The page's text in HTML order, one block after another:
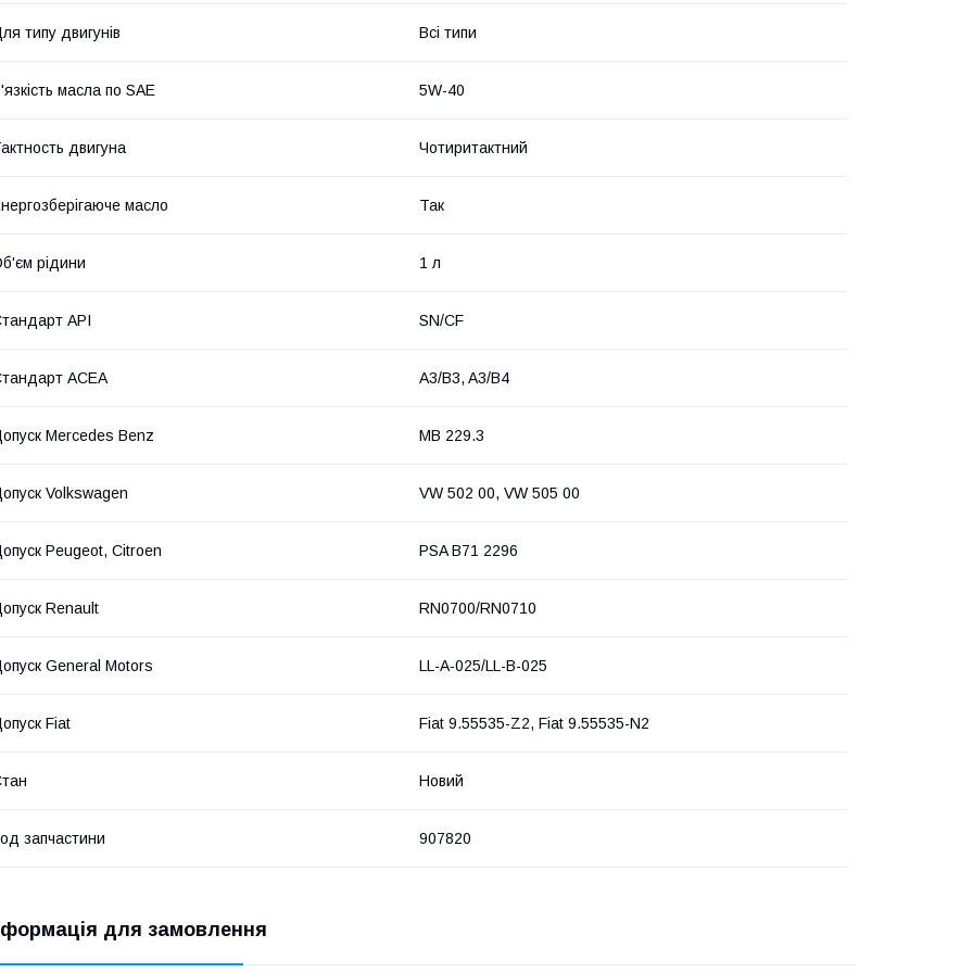
типу двигунів Всі типи
масла по SAE 5W-40
двигуна Чотиритактний
масло Так
рідини 1 л
API SN/CF
ACEA A3/B3, A3/B4
Mercedes Benz MB 229.3
Volkswagen VW 502 00, VW 505 00
Peugeot, Citroen PSA B71 2296
Renault RN0700/RN0710
General Motors LL-A-025/LL-B-025
Fiat Fiat 9.55535-Z2, Fiat 9.55535-N2
Новий
запчастини 907820
для замовлення